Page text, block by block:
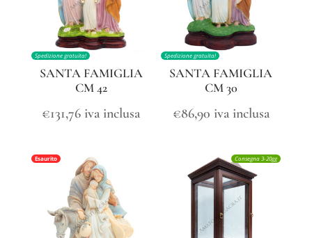
Spedizione gratuita!
SANTA FAMIGLIA
CM 42
€131,76 iva inclusa
Spedizione gratuita!
SANTA FAMIGLIA
CM 30
€86,90 iva inclusa
Esaurito Consegna 3-20gg